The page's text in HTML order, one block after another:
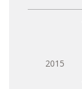
2015